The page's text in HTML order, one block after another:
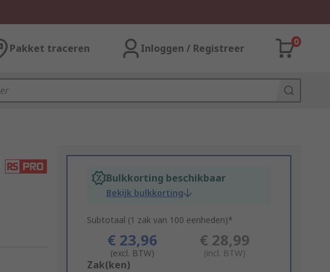
Pakket traceren Inloggen / Registreer
0
Bulkkorting beschikbaar
Bekijk bulkkorting
Subtotaal (1 zak van 100 eenheden)*
€ 23,96
(excl. BTW)
€ 28,99
(incl. BTW)
Add
Zak(ken)